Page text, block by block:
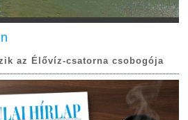
az Élővíz-csatorna csobogója